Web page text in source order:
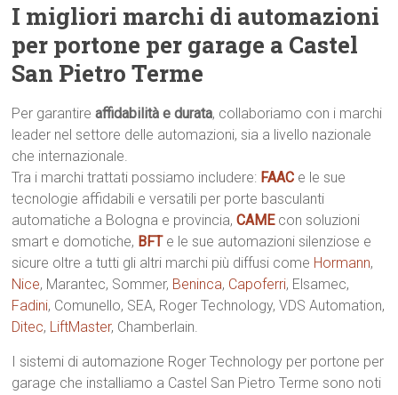
I migliori marchi di automazioni
per portone per garage a Castel
San Pietro Terme
Per garantireaffidabilità e durata, collaboriamo con i marchi
leader nel settore delle automazioni, sia a livello nazionale
che internazionale.
Tra i marchi trattati possiamo includere: FAAC e le sue
tecnologie affidabili e versatili per porte basculanti
automatiche a Bologna e provincia,CAME con soluzioni
smart e domotiche, BFT e le sue automazioni silenziose e
sicure oltre a tutti gli altri marchi più diffusi come Hormann,
Nice, Marantec, Sommer, Beninca, Capoferri, Elsamec,
Fadini, Comunello, SEA, Roger Technology, VDS Automation,
Ditec, LiftMaster, Chamberlain.
I sistemi di automazione Roger Technology per portone per
garage che installiamo a Castel San Pietro Terme sono noti